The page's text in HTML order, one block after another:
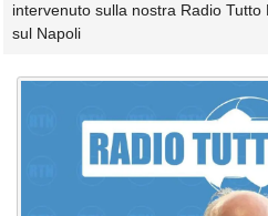
intervenuto sulla nostra Radio
sul Napoli